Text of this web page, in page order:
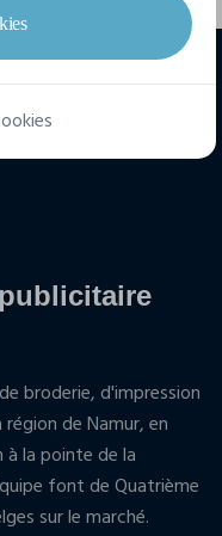
broderie, d'impression
de Namur, en
la pointe de la
font de Quatrième
sur le marché.